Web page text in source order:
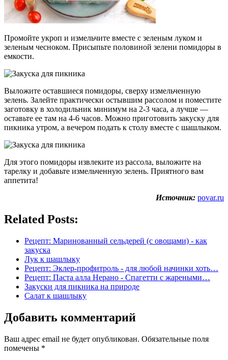
Промойте укроп и измельчите вместе с зеленым луком и
зеленым чесноком. Присыпьте половиной зелени помидоры в
емкости.
Выложите оставшиеся помидоры, сверху измельченную
зелень. Залейте практически остывшим рассолом и поместите
заготовку в холодильник минимум на 2-3 часа, а лучше —
оставьте ее там на 4-6 часов. Можно приготовить закуску для
пикника утром, а вечером подать к столу вместе с шашлыком.
Для этого помидоры извлеките из рассола, выложите на
тарелку и добавьте измельченную зелень. Приятного вам
аппетита!
Источник: povar.ru
Related Posts:
Рецепт: Маринованный сельдерей (с овощами) - как
закуска
Лук к шашлыку
Рецепт: Эклер-профитроль - для любой начинки хоть…
Рецепт: Паста алла Нерано - Спагетти с жареными…
Закуски для пикника на природе
Салат к шашлыку
Добавить комментарий
Ваш адрес email не будет опубликован. Обязательные поля
помечены *